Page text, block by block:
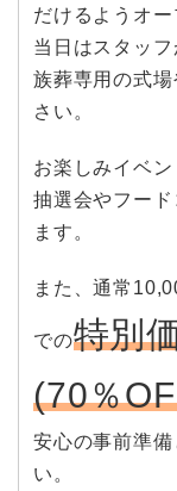
だけるようオー
当日はスタッ
族葬専用の式
さい。
お楽しみイベ
抽選会やフー
ます。
また、通常
での特別
(70％
安心の事前準
い。